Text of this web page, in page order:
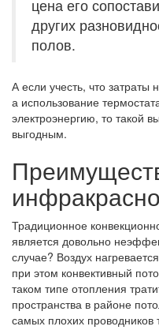
цена его
других
полов.
А если учесть, что
а использование
электроэнергию, то такой
выгодным.
Традиционное
является довольно
случае? Воздух
при этом конвективный
таком типе отопления
пространства в районе
самых плохих проводников